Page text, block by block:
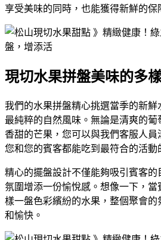
享受美味的同時，也能獲得新鮮的保
現切水果拼盤美味的多
我們的水果拼盤精心挑選當季的新
最純粹的自然風味。無論是清爽的
香甜的芒果，您可以與我們客服人
您和您的賓客都能吃到最符合的活動
精心的擺盤設計不僅能夠吸引賓客
氛圍增添一份愉悅感。想像一下，
樣一盤色彩繽紛的水果，整個聚會
和愉快。